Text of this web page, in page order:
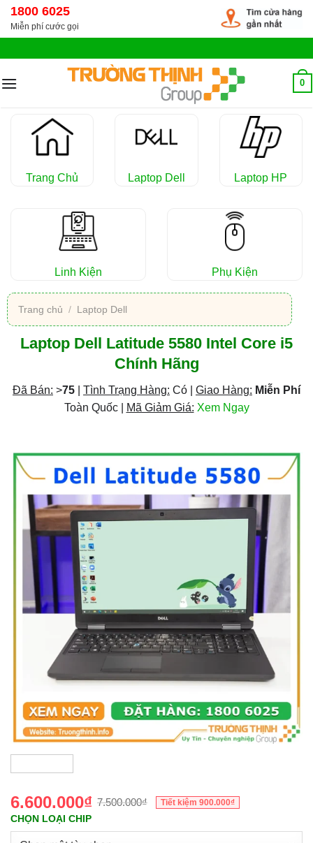
Chuyển
đến
dung
1800 6025
Miễn phí cước gọi
0
Trang Chủ Laptop Dell Laptop HP
Linh Kiện Phụ Kiện
Trang chủ / Laptop Dell
Laptop Dell Latitude 5580 Intel Core i5
Chính Hãng
Đã Bán: >75 Tình Trạng Hàng: Có | Giao Hàng: Miễn Phí
Toàn Quốc |
Mã Giảm Giá: Xem Ngay
7.500.000₫
6.600.000₫ Tiết kiệm 900.000₫
CHỌN LOẠI CHIP